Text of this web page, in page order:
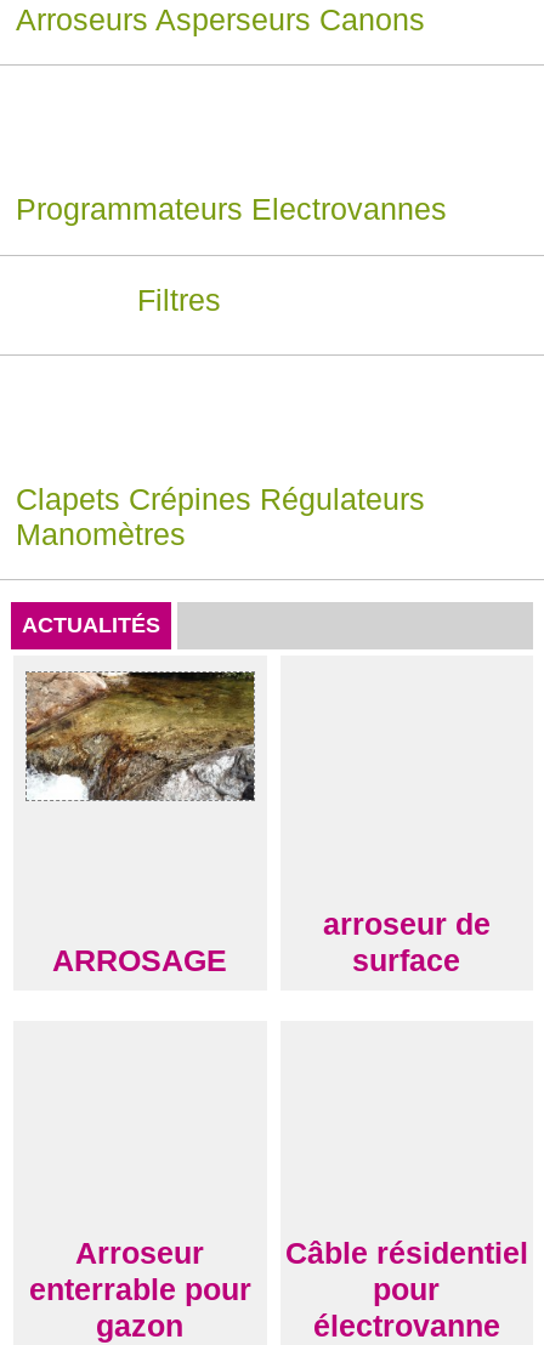
Arroseurs Asperseurs Canons
Programmateurs Electrovannes
Filtres
Clapets Crépines Régulateurs
Manomètres
ACTUALITÉS
ARROSAGE
arroseur de
surface
Arroseur
enterrable pour
gazon
Câble résidentiel
pour
électrovanne